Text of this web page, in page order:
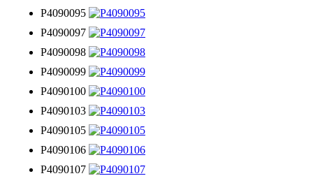
P4090095
P4090097
P4090098
P4090099
P4090100
P4090103
P4090105
P4090106
P4090107